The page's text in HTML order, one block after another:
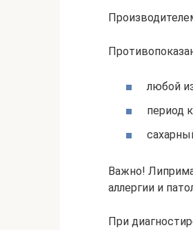
любой
период
Важно!
аллергии и
При